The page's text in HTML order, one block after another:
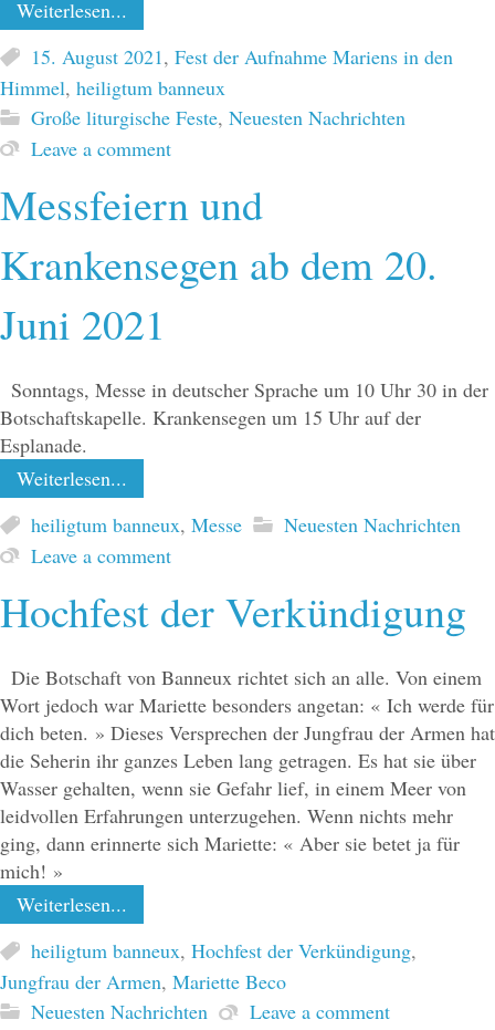
Weiterlesen...
15. August 2021, Fest der Aufnahme Mariens in den
Himmel, heiligtum banneux
Große liturgische Feste, Neuesten Nachrichten
Leave a comment
Messfeiern und
Krankensegen ab dem 20.
Juni 2021
Sonntags, Messe in deutscher Sprache um 10 Uhr 30 in der
Botschaftskapelle. Krankensegen um 15 Uhr auf der
Esplanade.
Weiterlesen...
heiligtum banneux, Messe
Neuesten Nachrichten
Leave a comment
Hochfest der Verkündigung
Die Botschaft von Banneux richtet sich an alle. Von einem
Wort jedoch war Mariette besonders angetan: « Ich werde für
dich beten. » Dieses Versprechen der Jungfrau der Armen hat
die Seherin ihr ganzes Leben lang getragen. Es hat sie über
Wasser gehalten, wenn sie Gefahr lief, in einem Meer von
leidvollen Erfahrungen unterzugehen. Wenn nichts mehr
ging, dann erinnerte sich Mariette: « Aber sie betet ja für
mich! »
Weiterlesen...
heiligtum banneux, Hochfest der Verkündigung,
Jungfrau der Armen, Mariette Beco
Neuesten Nachrichten
Leave a comment